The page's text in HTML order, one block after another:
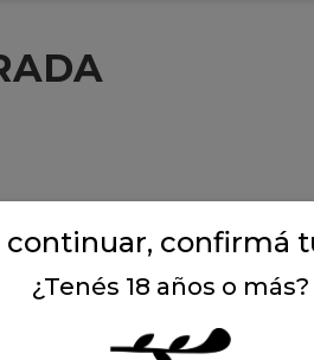
DONDE
Ubicación:
continuar, confirmá
¿Tenés 18 años o más?